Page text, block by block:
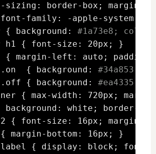
sizing: border-box; margin:
family: -apple-system,
{ background:
#1a73e8;
h1 { font-size: 20px; }
{ margin-left: auto;
{ background:
#34a853; }
{ background:
#ea4335; }
{ max-width: 720px;
background: white; border-
{ font-size: 16px; margin-
margin-bottom: 16px; }
{ display: block;